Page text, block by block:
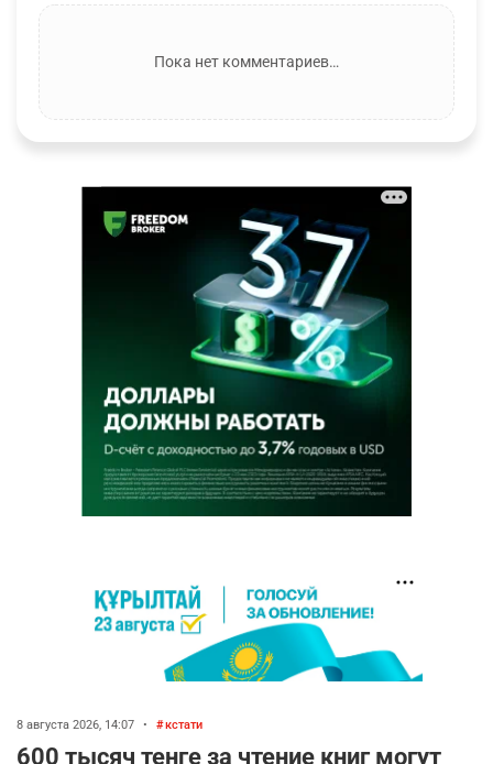
Пока нет комментариев…
8 августа 2026, 14:07 • кстати
600 тысяч тенге за чтение книг могут